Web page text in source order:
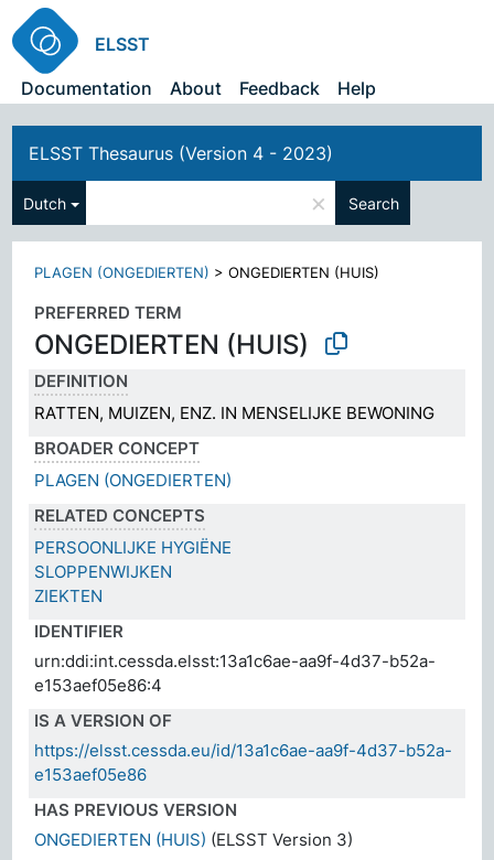
ELSST
Documentation
About Feedback Help
ELSST Thesaurus (Version 4 - 2023)
Dutch × Search
PLAGEN (ONGEDIERTEN) >ONGEDIERTEN (HUIS)
PREFERRED TERM
ONGEDIERTEN (HUIS)
DEFINITION
RATTEN, MUIZEN, ENZ. IN MENSELIJKE BEWONING
BROADER CONCEPT
PLAGEN (ONGEDIERTEN)
RELATED CONCEPTS
PERSOONLIJKE HYGIËNE
SLOPPENWIJKEN
ZIEKTEN
IDENTIFIER
urn:ddi:int.cessda.elsst:13a1c6ae-aa9f-4d37-b52a-
e153aef05e86:4
IS A VERSION OF
https://elsst.cessda.eu/id/13a1c6ae-aa9f-4d37-b52a-
e153aef05e86
HAS PREVIOUS VERSION
ONGEDIERTEN (HUIS) (ELSST Version 3)